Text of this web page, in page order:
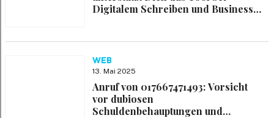
Digitalem Schreiben und Business-
WEB
13. Mai 2025
Anruf von 017667471493: Vorsicht
vor dubiosen
Schuldenbehauptungen und